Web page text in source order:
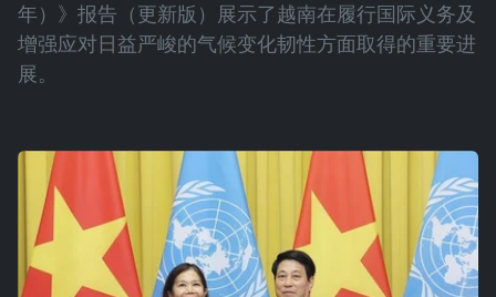
年）》报告（更新版）展示了越南在履行国际义务及
增强应对日益严峻的气候变化韧性方面取得的重要进
展。